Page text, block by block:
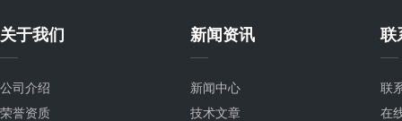
关于我们
公司介绍
荣誉资质
新闻资讯
新闻中心
技术文章
联
联
在